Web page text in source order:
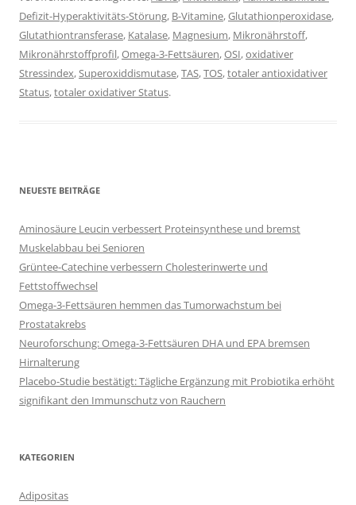
Defizit-Hyperaktivitäts-Störung, B-Vitamine,Glutathionperoxidase,
Glutathiontransferase, Katalase, Magnesium, Mikronährstoff,
Mikronährstoffprofil,Omega-3-Fettsäuren,OSI,oxidativer
Stressindex,Superoxiddismutase,TAS,TOS,totaler antioxidativer
Status,totaler oxidativer Status.
NEUESTE BEITRÄGE
Aminosäure Leucin verbessert Proteinsynthese und bremst
Muskelabbau bei Senioren
Grüntee-Catechine verbessern Cholesterinwerte und
Fettstoffwechsel
Omega-3-Fettsäuren hemmen das Tumorwachstum bei
Prostatakrebs
Neuroforschung: Omega-3-Fettsäuren DHA und EPA bremsen
Hirnalterung
Placebo-Studie bestätigt: Tägliche Ergänzung mit Probiotika erhöht
signifikant den Immunschutz von Rauchern
KATEGORIEN
Adipositas